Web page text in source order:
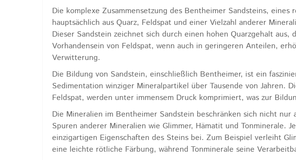
Die komplexe Zusammensetzung des Bentheimer Sandsteins,
hauptsächlich aus Quarz, Feldspat und einer Vielzahl anderer
Dieser Sandstein zeichnet sich durch einen hohen Quarzgehalt
Vorhandensein von Feldspat, wenn auch in geringeren Anteilen,
Verwitterung.
Die Bildung von Sandstein, einschließlich Bentheimer, ist ein
Sedimentation winziger Mineralpartikel über Tausende von Jahren.
Feldspat, werden unter immensem Druck komprimiert, was zur
Die Mineralien im Bentheimer Sandstein beschränken sich nicht nur
Spuren anderer Mineralien wie Glimmer, Hämatit und Tonminerale.
einzigartigen Eigenschaften des Steins bei. Zum Beispiel verleiht
eine leichte rötliche Färbung, während Tonminerale seine